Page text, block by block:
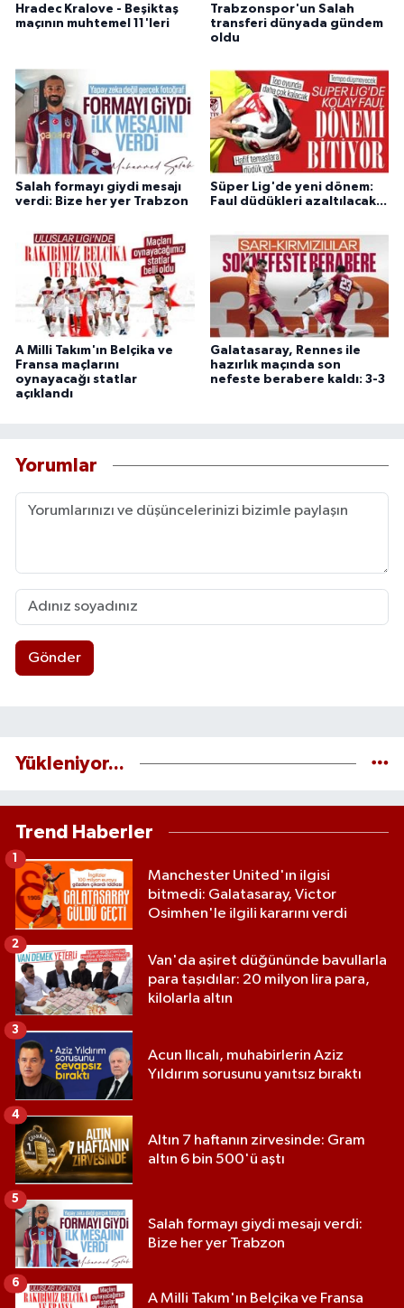
Hradec Kralove - Beşiktaş
maçının muhtemel 11'leri
Trabzonspor'un Salah
transferi dünyada gündem
oldu
Salah formayı giydi mesajı
verdi: Bize her yer Trabzon
Süper Lig'de yeni dönem:
Faul düdükleri azaltılacak...
A Milli Takım'ın Belçika ve
Fransa maçlarını
oynayacağı statlar
açıklandı
Galatasaray, Rennes ile
hazırlık maçında son
nefeste berabere kaldı: 3-3
Yorumlar
Gönder
Yükleniyor...
Trend Haberler
Manchester United'ın ilgisi
bitmedi: Galatasaray, Victor
Osimhen'le ilgili kararını verdi
Van'da aşiret düğününde bavullarla
para taşıdılar: 20 milyon lira para,
kilolarla altın
2
Acun Ilıcalı, muhabirlerin Aziz
Yıldırım sorusunu yanıtsız bıraktı
3
Altın 7 haftanın zirvesinde: Gram
altın 6 bin 500'ü aştı
4
Salah formayı giydi mesajı verdi:
Bize her yer Trabzon
5
A Milli Takım'ın Belçika ve Fransa
6